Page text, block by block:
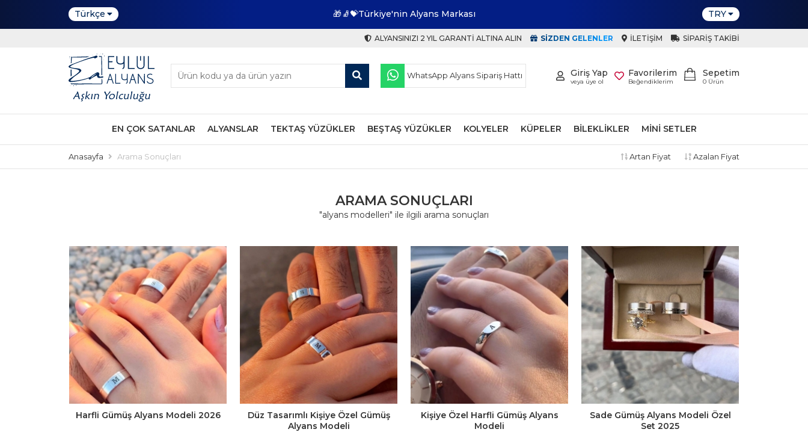
Türkçe 🎁🧦💝Türkiye'nin Alyans Markası TRY
ALYANSINIZI 2 YIL GARANTI ALTINA ALIN SIZDEN GELENLER İLETIŞIM SIPARIŞ TAKIBI
Sepetim
0 Ürün
Favorilerim
Beğendiklerim
Giriş Yap
veya üye ol
WhatsApp Alyans Sipariş Hattı
EN ÇOK SATANLAR ALYANSLAR TEKTAŞ YÜZÜKLER BEŞTAŞ YÜZÜKLER KOLYELER KÜPELER BILEKLIKLER MINI SETLER
Anasayfa Arama Sonuçları Artan Fiyat Azalan Fiyat
ARAMA SONUÇLARI
"alyans modelleri" ile ilgili arama sonuçları
Harfli Gümüş Alyans Modeli 2026
Düz Tasarımlı Kişiye Özel Gümüş
Alyans Modeli
Kişiye Özel Harfli Gümüş Alyans
Modeli
Sade Gümüş Alyans Modeli Özel
Set 2025